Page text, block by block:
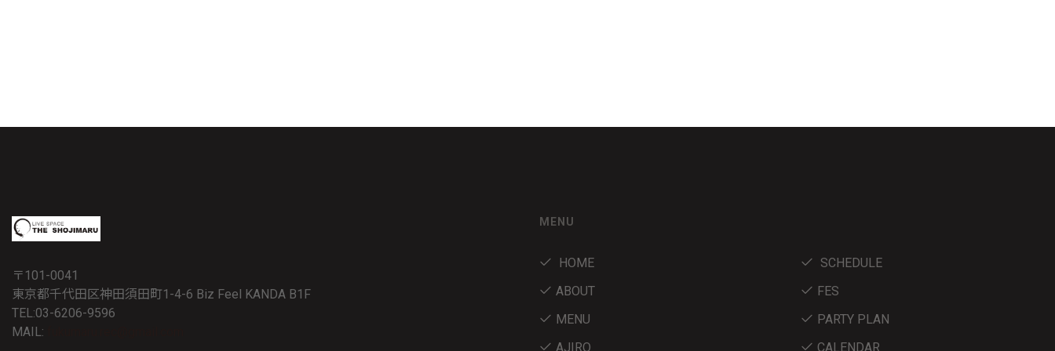
〒101-0041
東京都千代田区神田須田町1-4-6 Biz Feel KANDA B1F
TEL:03-6206-9596
MAIL:
MENU
HOME
SCHEDULE
ABOUT
FES
MENU
PARTY PLAN
AJIRO
CALENDAR